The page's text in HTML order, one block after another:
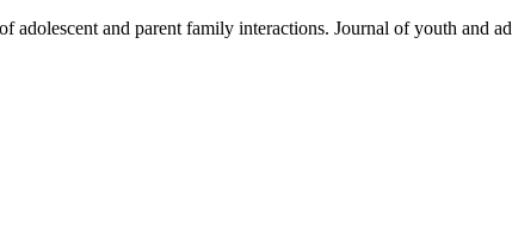
and parent family interactions. Journal of youth and